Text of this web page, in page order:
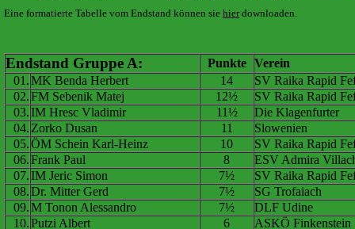
Eine formatierte Tabelle vom Endstand können sie hierdownloaden.
Endstand Gruppe A: Punkte
Verein
01.MK Benda Herbert 14
SV Raika Rapid
02.FM Sebenik Matej 12½
SV Raika Rapid
03.IM Hresc Vladimir 11½
Die Klagenfurter
04. Zorko Dusan 11
Slowenien
05.ÖM Schein Karl-Heinz 10
SV Raika Rapid
06.Frank Paul 8
ESV Admira
07.IM Jeric Simon 7½
SV Raika Rapid
08.Dr. Mitter Gerd 7½
SG Trofaiach
09.M Tonon Alessandro 7½
DLF Udine
10.Putzi Albert 6 ASKÖ Finkenstein